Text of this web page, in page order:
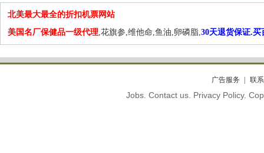
北美最大最全的折扣机票网站
美国名厂保健品一级代理,花旗参,维他命,鱼油,卵磷脂,30天退货保证.买
广告服务 联
Jobs. Contact us. Privacy Policy.